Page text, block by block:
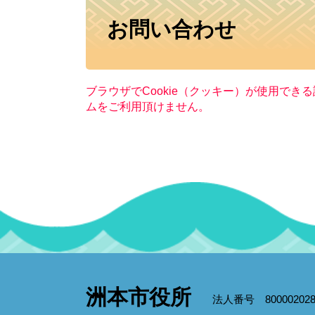
本
お問い合わせ
ブラウザでCookie（クッキー）が使用でき
ムをご利用頂けません。
洲本市役所 法人番号